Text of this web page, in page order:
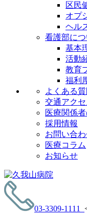
区民
オプ
ヘル
看護部につ
基本
活動
教育
福利
よくある質
交通アクセ
医療関係
採用情報
お問い合
医療コラム
お知らせ
03-3309-1111